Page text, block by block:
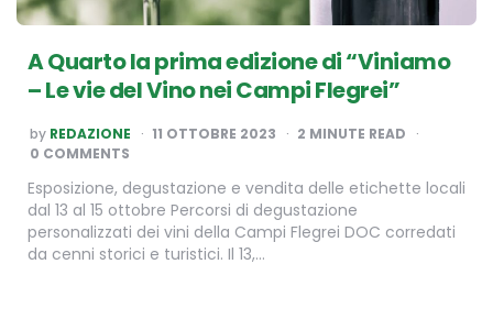
A Quarto la prima edizione di “Viniamo
– Le vie del Vino nei Campi Flegrei”
POSTED
BY
by REDAZIONE 11 OTTOBRE 2023 2 MINUTE READ
0 COMMENTS
Esposizione, degustazione e vendita delle etichette locali
dal 13 al 15 ottobre Percorsi di degustazione
personalizzati dei vini della Campi Flegrei DOC corredati
da cenni storici e turistici. Il 13,…